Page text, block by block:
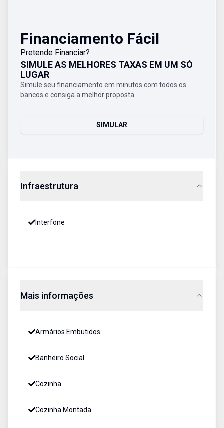
Financiamento Fácil
Pretende Financiar?
SIMULE AS MELHORES TAXAS EM UM SÓ
LUGAR
Simule seu financiamento em minutos com todos os
bancos e consiga a melhor proposta.
SIMULAR
Infraestrutura
Interfone
Mais informações
Armários Embutidos
Banheiro Social
Cozinha
Cozinha Montada